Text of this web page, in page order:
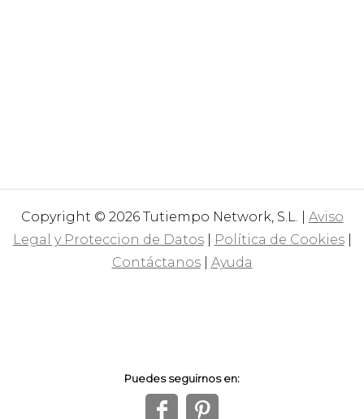
Copyright © 2026 Tutiempo Network, S.L. | Aviso
Legal y Proteccion de Datos| Política de Cookies|
Contáctanos| Ayuda
Puedes seguirnos en:
f 1